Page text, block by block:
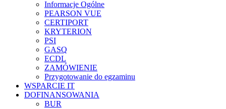
Informacje Ogólne
PEARSON VUE
CERTIPORT
KRYTERION
PSI
GASQ
ECDL
ZAMÓWIENIE
Przygotowanie do egzaminu
WSPARCIE IT
DOFINANSOWANIA
BUR